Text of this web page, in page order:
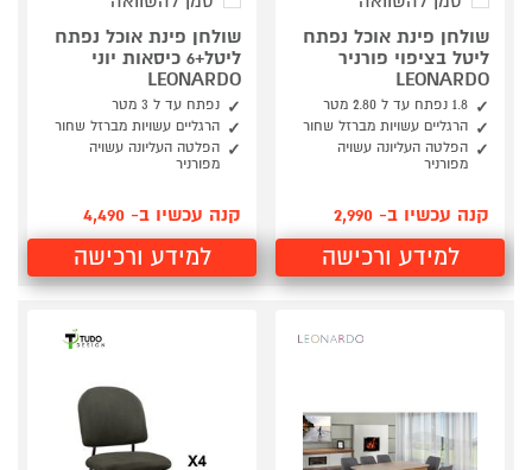
שולחן פינת אוכל נפתח
ליטל בציפוי פורניר
LEONARDO
1.8 נפתח עד ל 2.80 מטר
הרגליים עשויות מברזל שחור
הפלטה העליונה עשויה
מפורניר
קנה עכשיו ב- 2,990
למידע ורכישה
שולחן פינת אוכל נפתח
ליטל+6 כיסאות יוני
LEONARDO
נפתח עד ל 3 מטר
הרגליים עשויות מברזל שחור
הפלטה העליונה עשויה
מפורניר
קנה עכשיו ב- 4,490
למידע ורכישה